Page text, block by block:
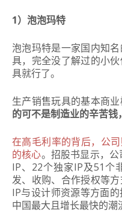
1）泡泡玛特
泡泡玛特是一家国内知
具，完全没了解过的小
具就行了。
生产销售玩具的基本商业
的可不是制造业的辛苦钱
在高毛利率的背后，公
的核心。招股书显示，
IP、22个独家IP及51个
发、收购、合作授权等
IP与设计师资源等方面
中国最大且增长最快的潮